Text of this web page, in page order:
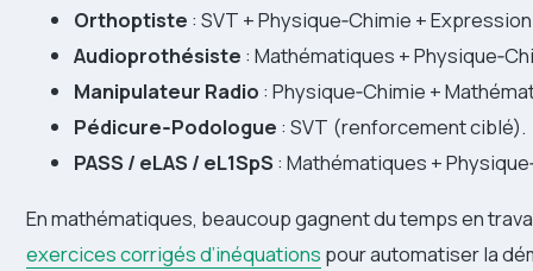
Orthoptiste : SVT + Physique‑Chimie +
Audioprothésiste : Mathématiques +
Manipulateur Radio : Physique‑Chimie +
Pédicure‑Podologue : SVT (renforcement ciblé).
PASS / eLAS / eL1SpS : Mathématiques +
En mathématiques, beaucoup gagnent du temps en
exercices corrigés d’inéquations pour automatiser la